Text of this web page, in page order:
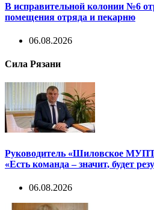
В исправительной колонии №6
помещения отряда и пекарню
06.08.2026
Сила Рязани
Руководитель «Шиловское
«Есть команда – значит, будет
06.08.2026